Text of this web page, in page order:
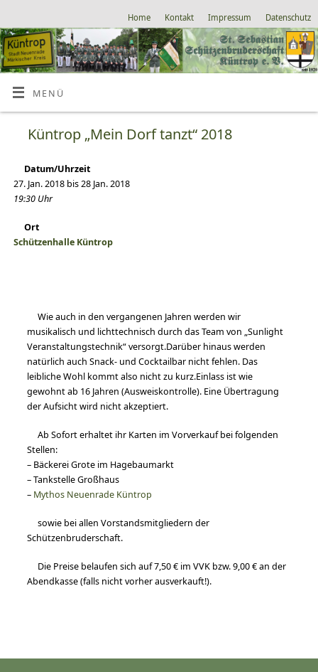
Home Kontakt Impressum Datenschutz
MENÜ
Küntrop „Mein Dorf tanzt“ 2018
Datum/Uhrzeit
27. Jan. 2018 bis 28 Jan. 2018
19:30 Uhr
Ort
Schützenhalle Küntrop
Wie auch in den vergangenen Jahren werden wir
musikalisch und lichttechnisch durch das Team von „Sunlight
Veranstaltungstechnik“ versorgt.Darüber hinaus werden
natürlich auch Snack- und Cocktailbar nicht fehlen. Das
leibliche Wohl kommt also nicht zu kurz.Einlass ist wie
gewohnt ab 16 Jahren (Ausweiskontrolle). Eine Übertragung
der Aufsicht wird nicht akzeptiert.
Ab Sofort erhaltet ihr Karten im Vorverkauf bei folgenden
Stellen:
– Bäckerei Grote im Hagebaumarkt
– Tankstelle Großhaus
– Mythos Neuenrade Küntrop
sowie bei allen Vorstandsmitgliedern der
Schützenbruderschaft.
Die Preise belaufen sich auf 7,50 € im VVK bzw. 9,00 € an der
Abendkasse (falls nicht vorher ausverkauft!).